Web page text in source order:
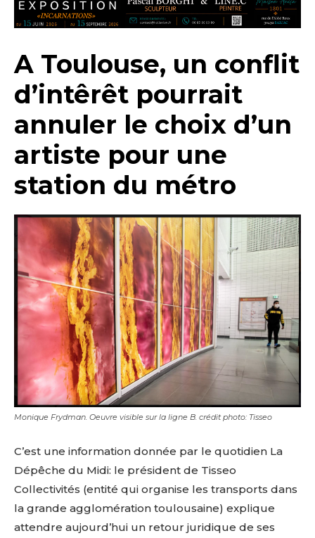
A Toulouse, un conflit
d’intêrêt pourrait
annuler le choix d’un
artiste pour une
station du métro
Monique Frydman. Oeuvre visible sur la ligne B. crédit photo: Tisseo
C’est une information donnée par le quotidien La
Dépêche du Midi: le président de Tisseo
Collectivités (entité qui organise les transports dans
la grande agglomération toulousaine) explique
attendre aujourd’hui un retour juridique de ses